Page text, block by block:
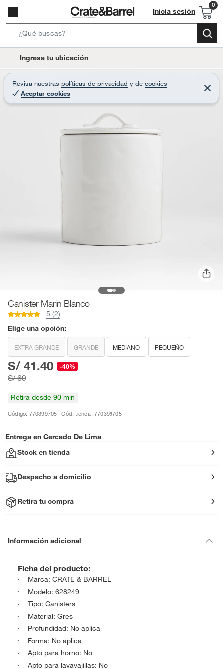
Inicia sesión
e
r
c
a
r
t
Ingresa tu ubicación
Revisa nuestras políticas de privacidad y de cookies
Aceptar cookies
C
e
r
Canister Marin Blanco
5 (2)
Elige una opción:
EXTRA GRANDE GRANDE MEDIANO PEQUEÑO
S/ 41.40 -40%
S/ 69
Retira desde 90 min
Código: 770399705 Cód. tienda: 770399705
Entrega en Cercado De Lima
Stock en tienda
Despacho a domicilio
Retira tu compra
Información adicional
Ficha del producto:
Marca: CRATE & BARREL
Modelo: 628249
Tipo: Canisters
Material: Gres
Profundidad: No aplica
Forma: No aplica
Apto para horno: No
Apto para lavavajillas: No